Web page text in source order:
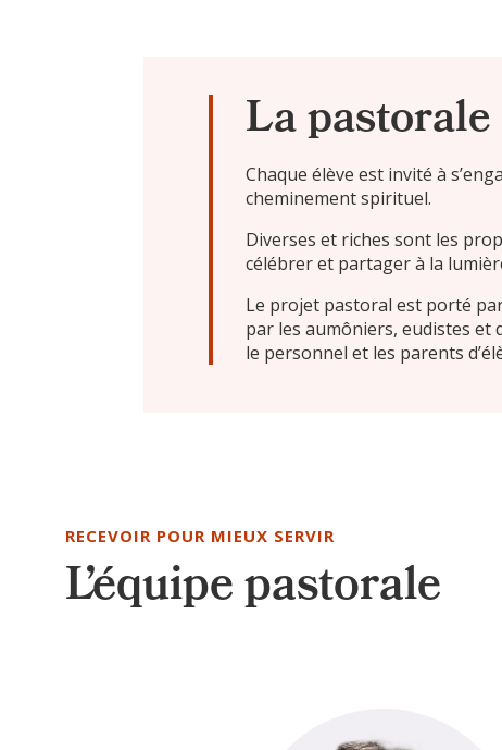
La
Chaque élève est invité à
cheminement spirituel.
Diverses et riches sont les
célébrer et partager à la
Le projet pastoral est porté
par les aumôniers, eudistes et
le personnel et les parents
RECEVOIR POUR MIEUX SERVIR
L’équipe pastorale